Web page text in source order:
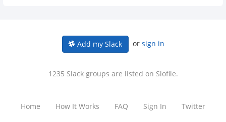
Add my Slack or sign in
1235 Slack groups are listed on Slofile.
Home How It Works FAQ Sign In Twitter